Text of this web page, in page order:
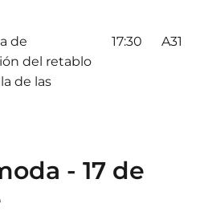
de
del retablo
de las
17:30 A31
- 17 de